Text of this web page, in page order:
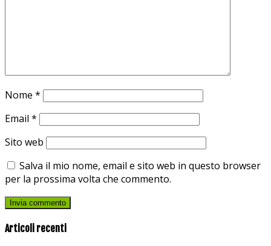
Nome *
Email *
Sito web
Salva il mio nome, email e sito web in questo browser
per la prossima volta che commento.
Articoli recenti